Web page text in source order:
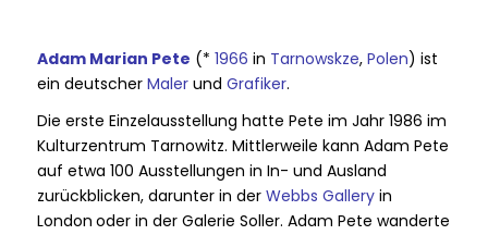
Adam Marian Pete (* 1966 in Tarnowskze, Polen) ist
ein deutscher Malerund Grafiker.
Die erste Einzelausstellung hatte Pete im Jahr 1986 im
Kulturzentrum Tarnowitz. Mittlerweile kann Adam Pete
auf etwa 100 Ausstellungen in In- und Ausland
zurückblicken, darunter in der Webbs Galleryin
London oder in der Galerie Soller. Adam Pete wanderte